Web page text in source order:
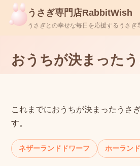
うさぎ専門店RabbitWish
うさぎとの幸せな毎日を応援するうさぎ
おうちが決まった
これまでにおうちが決まったうさ
す。
ネザーランドドワーフ ホーラン